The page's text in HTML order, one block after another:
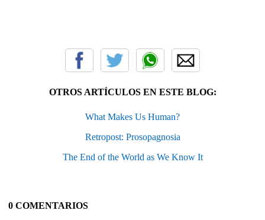
OTROS ARTÍCULOS EN ESTE BLOG:
What Makes Us Human?
Retropost: Prosopagnosia
The End of the World as We Know It
0 COMENTARIOS